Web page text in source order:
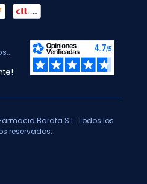
Barata S.L. Todos los
reservados.